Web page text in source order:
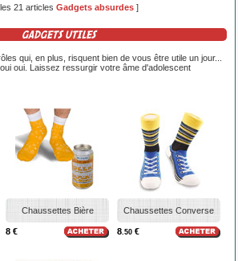
21 articles Gadgets absurdes ]
GADGETS UTILES
qui, en plus, risquent bien de vous être utile un jour...
oui. Laissez ressurgir votre âme d'adolescent
Chaussettes Bière
8 €
Chaussettes Converse
8.50 €